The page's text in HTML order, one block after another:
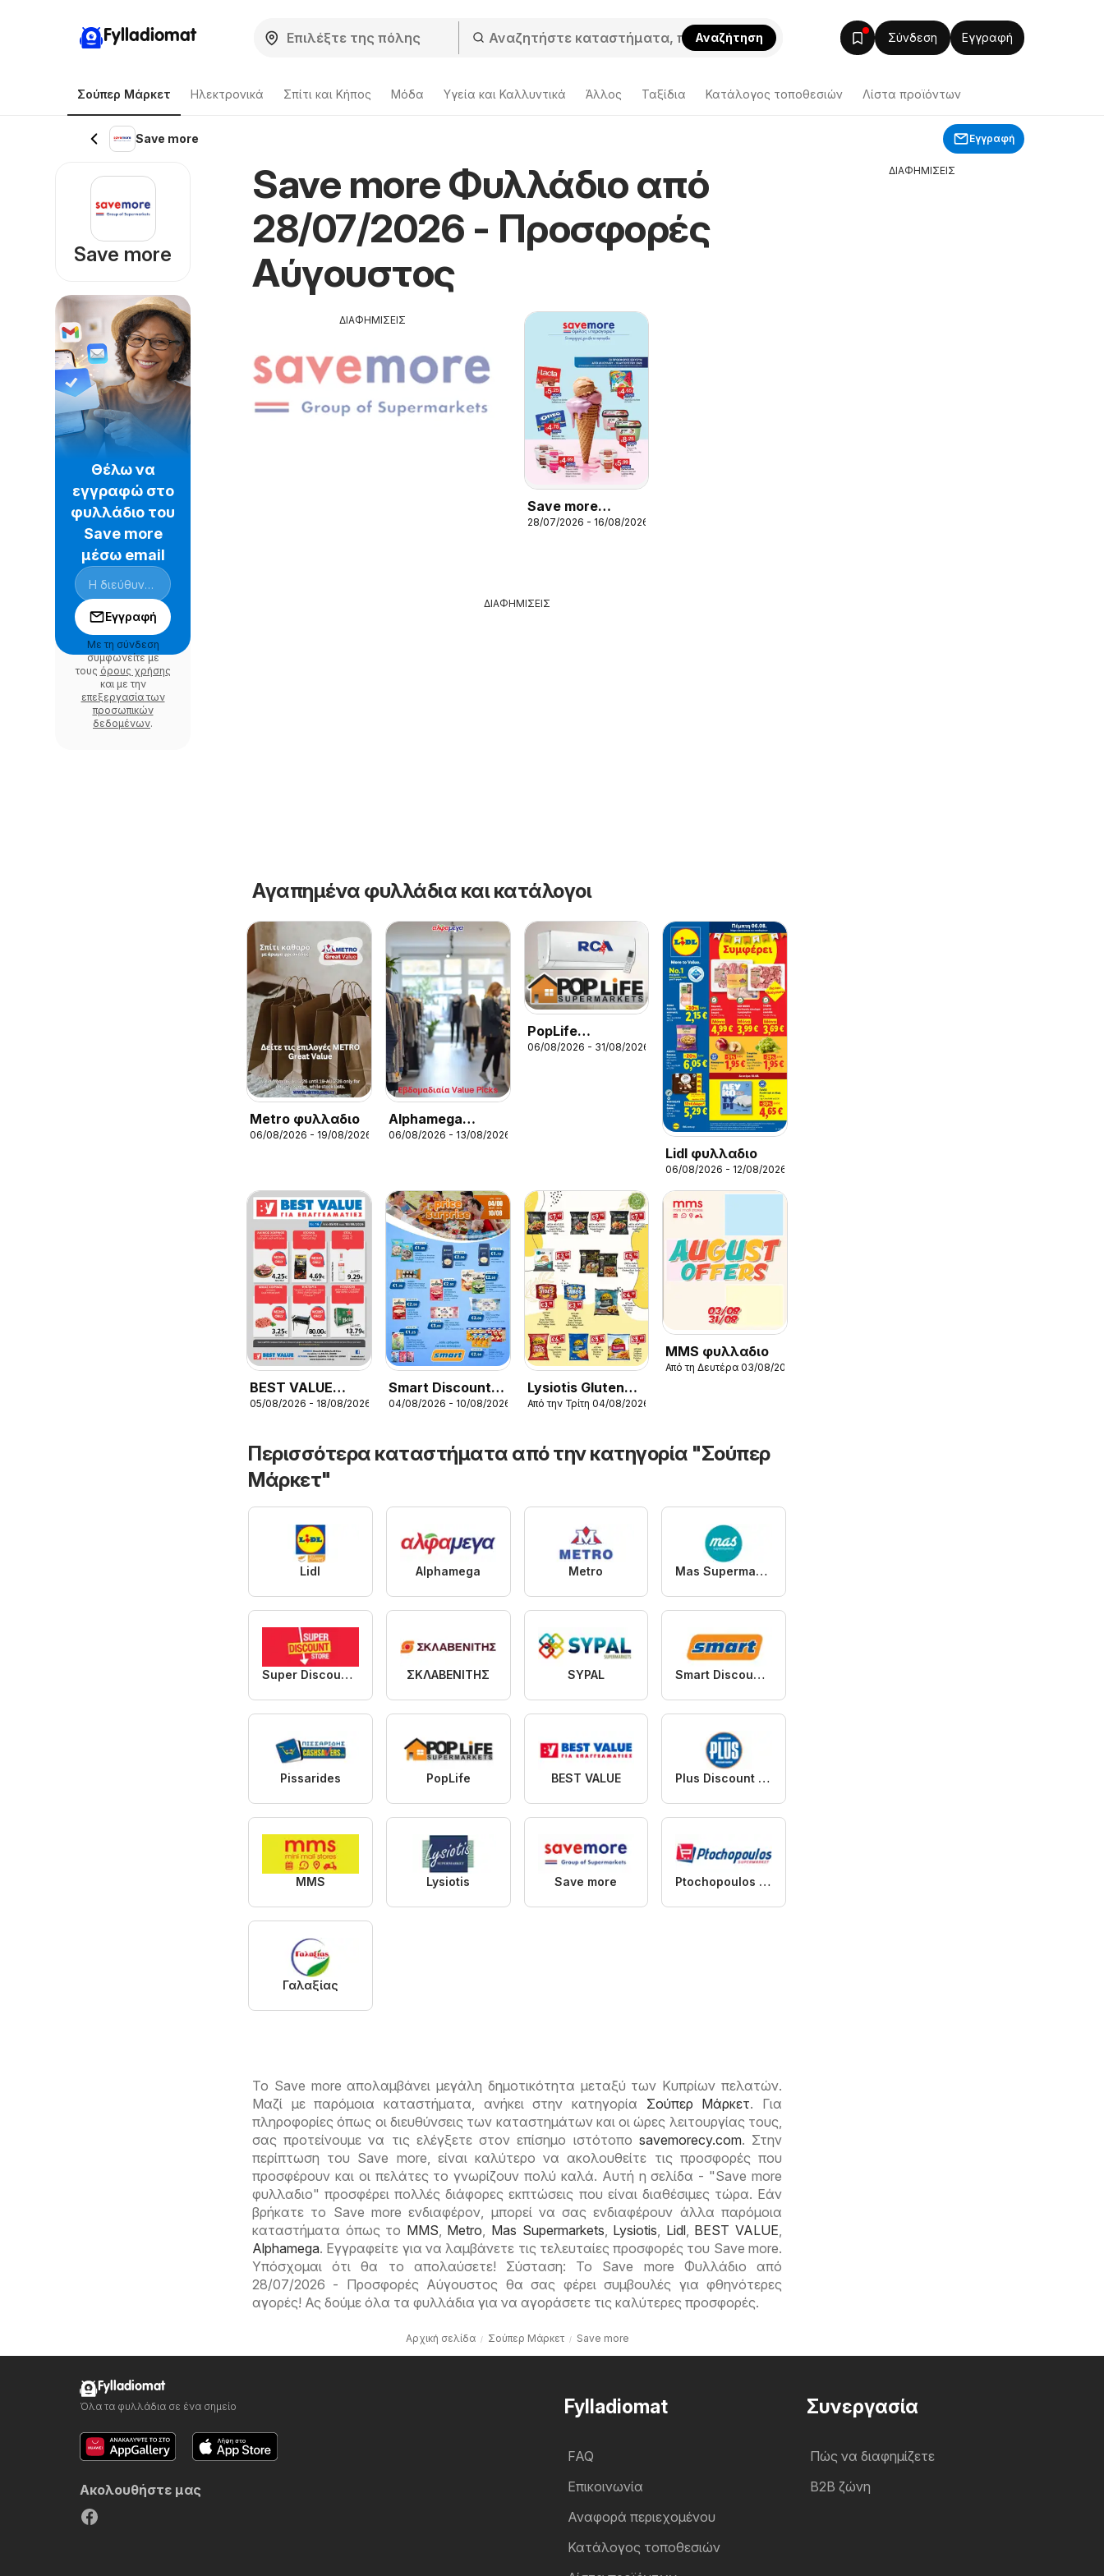
Fylladiomat Αναζήτηση Σύνδεση Εγγραφή
Σούπερ Μάρκετ Hλεκτρονικά Σπίτι και Κήπος Μόδα Υγεία και Καλλυντικά Άλλος Ταξίδια Κατάλογος τοποθεσιών Λίστα προϊόντων
Save more Εγγραφή
Save more Φυλλάδιο από
28/07/2026 - Προσφορές
Αύγουστος
ΔΙΑΦΗΜΙΣΕΙΣ
Save more
φυλλαδιο
28/07/2026 - 16/08/2026
ΔΙΑΦΗΜΙΣΕΙΣ
Αγαπημένα φυλλάδια και κατάλογοι
Metro φυλλαδιο
06/08/2026 - 19/08/2026
Alphamega
φυλλαδιο
06/08/2026 - 13/08/2026
PopLife
φυλλαδιο
06/08/2026 - 31/08/2026
Lidl φυλλαδιο
06/08/2026 - 12/08/2026
BEST VALUE
φυλλαδιο
05/08/2026 - 18/08/2026
Smart Discount
Shops Smart
04/08/2026 - 10/08/2026
Lysiotis Gluten
Free
Από την Τρίτη 04/08/2026
MMS φυλλαδιο
Από τη Δευτέρα 03/08/2026
Περισσότερα καταστήματα από την κατηγορία "Σούπερ
Μάρκετ"
Lidl Alphamega Metro Mas Supermarkets
Super Discount Store ΣΚΛΑΒΕΝΙΤΗΣ SYPAL Smart Discount Shops
Pissarides PopLife BEST VALUE Plus Discount Market
MMS Lysiotis Save more Ptochopoulos Supermarket
Γαλαξίας
Το Save more απολαμβάνει μεγάλη δημοτικότητα μεταξύ των Κυπρίων πελατών.
Μαζί με παρόμοια καταστήματα, ανήκει στην κατηγορία Σούπερ Μάρκετ. Για
πληροφορίες όπως οι διευθύνσεις των καταστημάτων και οι ώρες λειτουργίας τους,
σας προτείνουμε να τις ελέγξετε στον επίσημο ιστότοπο savemorecy.com. Στην
περίπτωση του Save more, είναι καλύτερο να ακολουθείτε τις προσφορές που
προσφέρουν και οι πελάτες το γνωρίζουν πολύ καλά. Αυτή η σελίδα - "Save more
φυλλαδιο" προσφέρει πολλές διάφορες εκπτώσεις που είναι διαθέσιμες τώρα. Εάν
βρήκατε το Save more ενδιαφέρον, μπορεί να σας ενδιαφέρουν άλλα παρόμοια
καταστήματα όπως το MMS, Metro, Mas Supermarkets, Lysiotis, Lidl, BEST VALUE,
Alphamega. Εγγραφείτε για να λαμβάνετε τις τελευταίες προσφορές του Save more.
Υπόσχομαι ότι θα το απολαύσετε! Σύσταση: Το Save more Φυλλάδιο από
28/07/2026 - Προσφορές Αύγουστος θα σας φέρει συμβουλές για φθηνότερες
αγορές! Ας δούμε όλα τα φυλλάδια για να αγοράσετε τις καλύτερες προσφορές.
Αρχική σελίδα Σούπερ Μάρκετ Save more
Save more
Θέλω να
εγγραφώ στο
φυλλάδιο του
Save more
μέσω email
Εγγραφή
Με τη σύνδεση
συμφωνείτε με
τους όρους χρήσης
και με την
επεξεργασία των
προσωπικών
δεδομένων.
ΔΙΑΦΗΜΙΣΕΙΣ
Fylladiomat
FAQ
Επικοινωνία
Αναφορά περιεχομένου
Κατάλογος τοποθεσιών
Συνεργασία
Πώς να διαφημίζετε
B2B ζώνη
Fylladiomat
Όλα τα φυλλάδια σε ένα σημείο
Ακολουθήστε μας